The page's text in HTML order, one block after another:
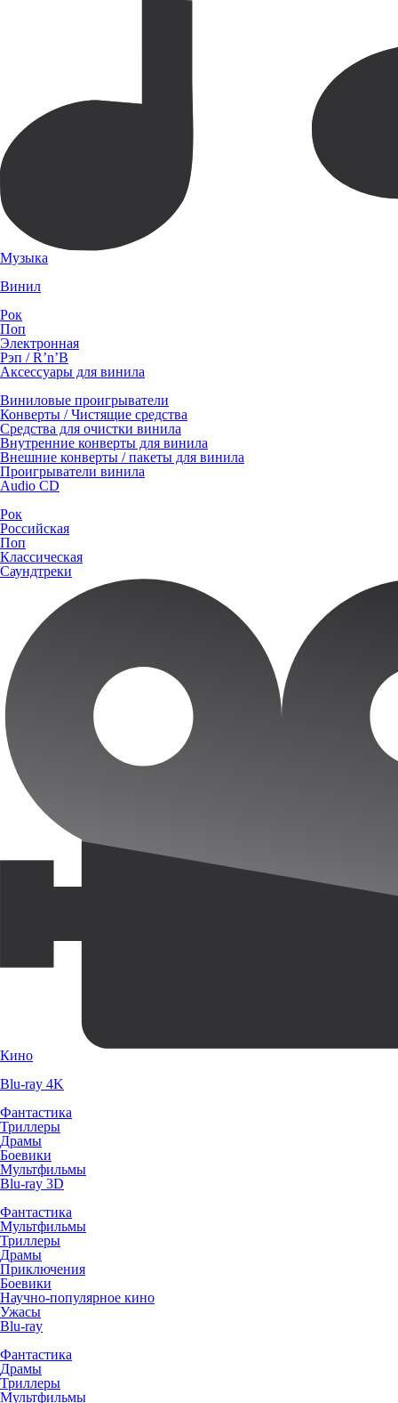
Музыка
Винил
Рок
Поп
Электронная
Рэп / R’n’B
Аксессуары для винила
Виниловые проигрыватели
Конверты / Чистящие средства
Средства для очистки винила
Внутренние конверты для винила
Внешние конверты / пакеты для винила
Проигрыватели винила
Audio CD
Рок
Российская
Поп
Классическая
Саундтреки
Кино
Blu-ray 4K
Фантастика
Триллеры
Драмы
Боевики
Мультфильмы
Blu-ray 3D
Фантастика
Мультфильмы
Триллеры
Драмы
Приключения
Боевики
Научно-популярное кино
Ужасы
Blu-ray
Фантастика
Драмы
Триллеры
Мультфильмы